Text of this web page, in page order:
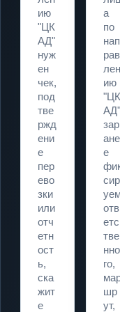
ию
"ЦК
АД"
нуж
ен
чек,
под
тве
ржд
ени
е
пер
ево
зки
или
отч
етн
ост
ь,
ска
жит
е
а
по
нап
рав
лен
ию
"ЦК
АД"
зар
ане
е
сир
отв
етс
тве
нно
го,
шр
ут,